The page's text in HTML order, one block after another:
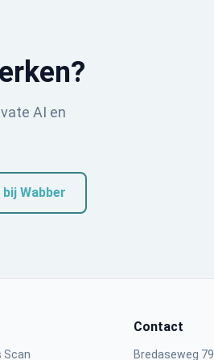
AI en
Wabber
Scan
Contact
Bredaseweg 79